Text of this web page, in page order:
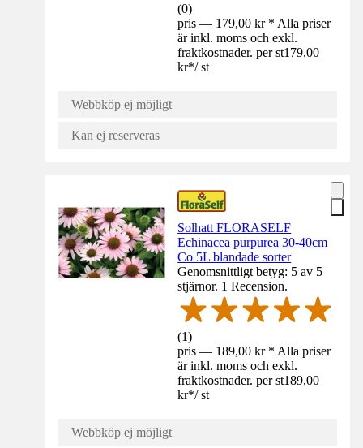
(0)
pris — 179,00 kr * Alla priser
är inkl. moms och exkl.
fraktkostnader. per st179,00
kr*/ st
Webbköp ej möjligt
Kan ej reserveras
Solhatt FLORASELF
Echinacea purpurea 30-40cm
Co 5L blandade sorter
Genomsnittligt betyg: 5 av 5
stjärnor. 1 Recension.
(1)
pris — 189,00 kr * Alla priser
är inkl. moms och exkl.
fraktkostnader. per st189,00
kr*/ st
Webbköp ej möjligt